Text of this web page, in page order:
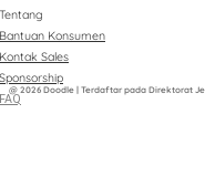
Tentang
Bantuan Konsumen
Kontak Sales
Sponsorship
FAQ
@ 2026 Doodle | Terdaftar pada Direktorat